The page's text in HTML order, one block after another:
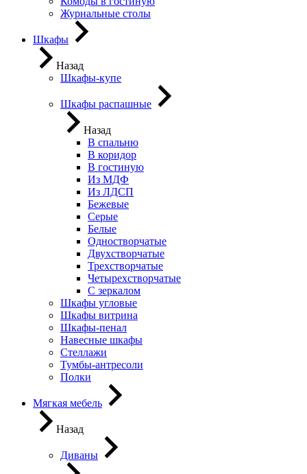
Журнальные столы
Шкафы
Назад
Шкафы-купе
Шкафы распашные
Назад
В спальню
В коридор
В гостиную
Из МДФ
Из ЛДСП
Бежевые
Серые
Белые
Одностворчатые
Двухстворчатые
Трехстворчатые
Четырехстворчатые
С зеркалом
Шкафы угловые
Шкафы витрина
Шкафы-пенал
Навесные шкафы
Стеллажи
Тумбы-антресоли
Полки
Мягкая мебель
Назад
Диваны